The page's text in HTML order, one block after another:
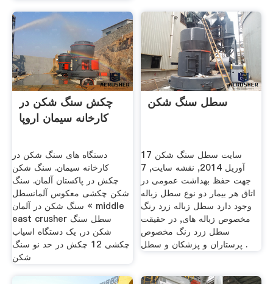
چکش سنگ شکن در
کارخانه سیمان اروپا
دستگاه های سنگ شکن در
کارخانه سیمان. سنگ شکن
چکش در پاکستان آلمان. سنگ
شکن چکشی معکوس آلمانسطل
سنگ شکن در آلمان « middle
east crusher سطل سنگ
شکن در, یک دستگاه اسیاب
چکشی 12 چکش در حد نو سنگ
شکن
سطل سنگ شکن
سایت سطل سنگ شکن 17
آوريل 2014, نقشه سایت, 7
جهت حفظ بهداشت عمومی در
اتاق هر بیمار دو نوع سطل زباله
وجود دارد سطل زباله زرد رنگ
مخصوص زباله های, در حقیقت
سطل زرد رنگ مخصوص
پرستاران و پزشکان و سطل .